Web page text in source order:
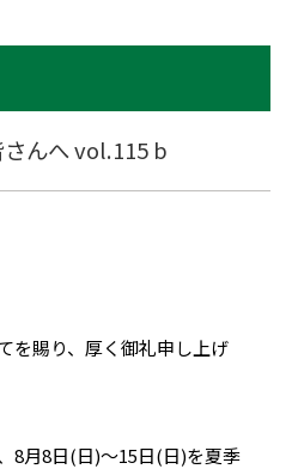
さんへ vol.115 b
を賜り、厚く御礼申し上げ
8月8日(日)〜15日(日)を夏季